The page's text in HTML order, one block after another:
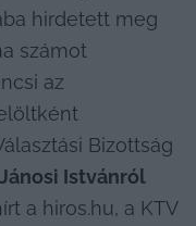
hirdetett meg
számot
az
Bizottság
Jánosi Istvánról
a hiros.hu, a KTV